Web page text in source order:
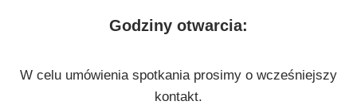
Godziny otwarcia:
W celu umówienia spotkania prosimy o wcześniejszy
kontakt.